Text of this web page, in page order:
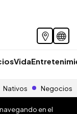
Vida
Nativos Negocios
navegando en el